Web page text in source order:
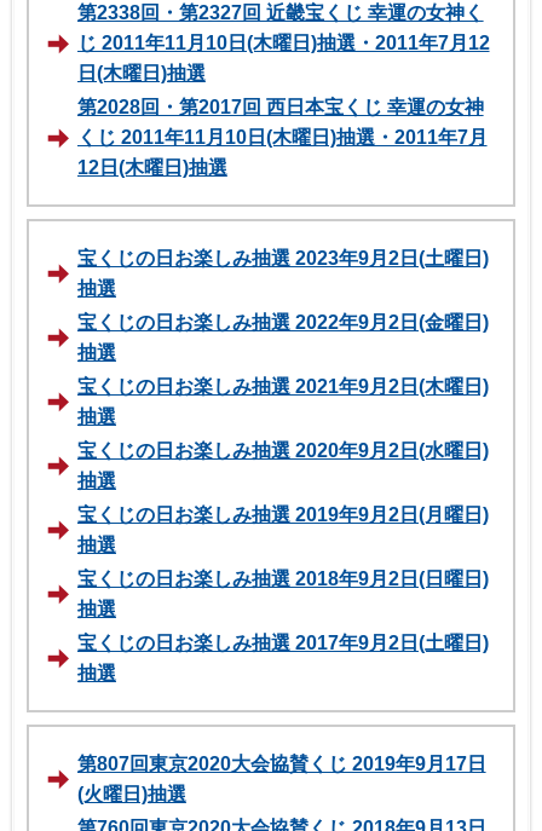
第2338回・第2327回 近畿宝くじ 幸運の女神く
じ 2011年11月10日(木曜日)抽選・2011年7月12
日(木曜日)抽選
第2028回・第2017回 西日本宝くじ 幸運の女神
くじ 2011年11月10日(木曜日)抽選・2011年7月
12日(木曜日)抽選
宝くじの日お楽しみ抽選 2023年9月2日(土曜日)
抽選
宝くじの日お楽しみ抽選 2022年9月2日(金曜日)
抽選
宝くじの日お楽しみ抽選 2021年9月2日(木曜日)
抽選
宝くじの日お楽しみ抽選 2020年9月2日(水曜日)
抽選
宝くじの日お楽しみ抽選 2019年9月2日(月曜日)
抽選
宝くじの日お楽しみ抽選 2018年9月2日(日曜日)
抽選
宝くじの日お楽しみ抽選 2017年9月2日(土曜日)
抽選
第807回東京2020大会協賛くじ 2019年9月17日
(火曜日)抽選